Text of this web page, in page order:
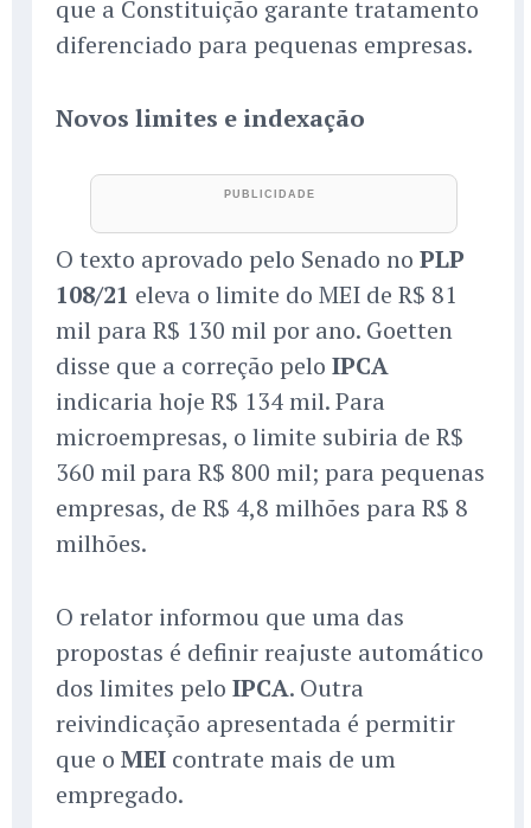
que a Constituição garante tratamento
diferenciado para pequenas empresas.
Novos limites e indexação
O texto aprovado pelo Senado no PLP
108/21 eleva o limite do MEI de R$ 81
mil para R$ 130 mil por ano. Goetten
disse que a correção pelo IPCA
indicaria hoje R$ 134 mil. Para
microempresas, o limite subiria de R$
360 mil para R$ 800 mil; para pequenas
empresas, de R$ 4,8 milhões para R$ 8
milhões.
O relator informou que uma das
propostas é definir reajuste automático
dos limites pelo IPCA. Outra
reivindicação apresentada é permitir
que o MEI contrate mais de um
empregado.